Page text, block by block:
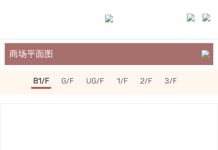
商场平面图
关于裕民坊
B1/F G/F UG/F 1/F 2/F 3/F